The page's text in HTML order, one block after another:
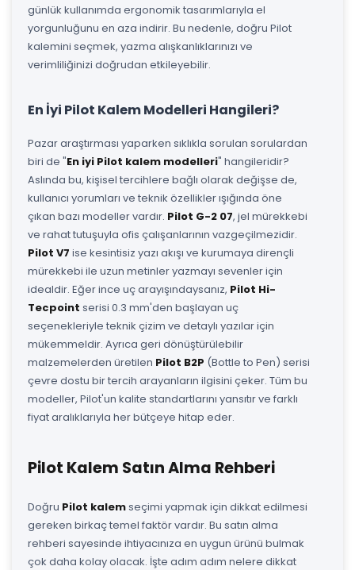
günlük kullanımda ergonomik tasarımlarıyla el
yorgunluğunu en aza indirir. Bu nedenle, doğru Pilot
kalemini seçmek, yazma alışkanlıklarınızı ve
verimliliğinizi doğrudan etkileyebilir.
En İyi Pilot Kalem Modelleri Hangileri?
Pazar araştırması yaparken sıklıkla sorulan sorulardan
biri de "En iyi Pilot kalem modelleri" hangileridir?
Aslında bu, kişisel tercihlere bağlı olarak değişse de,
kullanıcı yorumları ve teknik özellikler ışığında öne
çıkan bazı modeller vardır. Pilot G-2 07, jel mürekkebi
ve rahat tutuşuyla ofis çalışanlarının vazgeçilmezidir.
Pilot V7 ise kesintisiz yazı akışı ve kurumaya dirençli
mürekkebi ile uzun metinler yazmayı sevenler için
idealdir. Eğer ince uç arayışındaysanız, Pilot Hi-
Tecpoint serisi 0.3 mm'den başlayan uç
seçenekleriyle teknik çizim ve detaylı yazılar için
mükemmeldir. Ayrıca geri dönüştürülebilir
malzemelerden üretilen Pilot B2P (Bottle to Pen) serisi
çevre dostu bir tercih arayanların ilgisini çeker. Tüm bu
modeller, Pilot'un kalite standartlarını yansıtır ve farklı
fiyat aralıklarıyla her bütçeye hitap eder.
Pilot Kalem Satın Alma Rehberi
Doğru Pilot kalemseçimi yapmak için dikkat edilmesi
gereken birkaç temel faktör vardır. Bu satın alma
rehberi sayesinde ihtiyacınıza en uygun ürünü bulmak
çok daha kolay olacak. İşte adım adım nelere dikkat